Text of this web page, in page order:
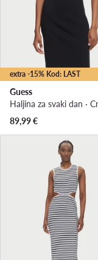
extra -15% Kod: LAST
Guess
89,99€